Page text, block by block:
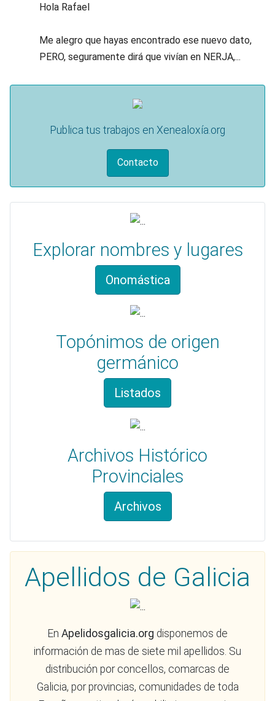
Hola Rafael
Me alegro que hayas encontrado ese nuevo dato,
PERO, seguramente dirá que vivían en NERJA,...
Publica tus trabajos en Xenealoxía.org
Contacto
Explorar nombres y lugares
Onomástica
Topónimos de origen
germánico
Listados
Archivos Histórico
Provinciales
Archivos
Apellidos de Galicia
En Apelidosgalicia.org disponemos de
información de mas de siete mil apellidos. Su
distribución por concellos, comarcas de
Galicia, por provincias, comunidades de toda